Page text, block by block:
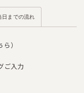
日までの流れ
ら）
ご入力